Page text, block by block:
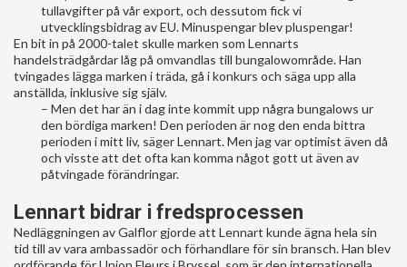
tullavgifter på vår export, och dessutom fick vi
utvecklingsbidrag av EU. Minuspengar blev pluspengar!
En bit in på 2000-talet skulle marken som Lennarts
handelsträdgårdar låg på omvandlas till bungalowområde. Han
tvingades lägga marken i träda, gå i konkurs och säga upp alla
anställda, inklusive sig själv.
– Men det har än i dag inte kommit upp några bungalows ur
den bördiga marken! Den perioden är nog den enda bittra
perioden i mitt liv, säger Lennart. Men jag var optimist även då
och visste att det ofta kan komma något gott ut även av
påtvingade förändringar.
Lennart bidrar i fredsprocessen
Nedläggningen av Galflor gjorde att Lennart kunde ägna hela sin
tid till av vara ambassadör och förhandlare för sin bransch. Han blev